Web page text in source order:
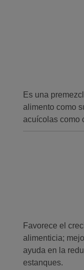
Es una
alimento como
acuícolas como
Favorece el
alimenticia;
ayuda en la
estanques.